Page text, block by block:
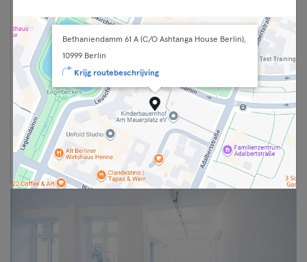
Essential
Classic
Premium
Max
LIVESTREAM
Friedrichshain
Lotos Yoga
Ga door
Bethaniendamm 61 A (C/O Ashtanga House Berlin),
10999 Berlin
Krijg routebeschrijving